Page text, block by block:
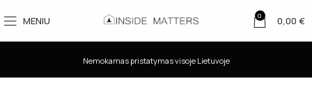
MENIU 0 0,00 €
Nemokamas pristatymas visoje Lietuvoje